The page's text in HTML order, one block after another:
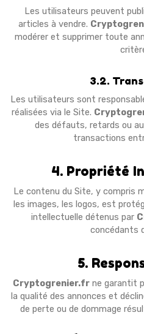
Les utilisateurs peuvent
articles à vendre.
modérer et supprimer toute
3.2.
Les utilisateurs sont
réalisées via le Site.
des défauts, retards ou
transactions
4. Propriété
Le contenu du Site, y compris
les images, les logos, est
intellectuelle détenus par
concédants
5.
Cryptogrenier.fr ne garantit
la qualité des annonces et
de perte ou de dommage